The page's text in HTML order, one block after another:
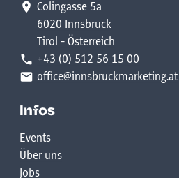
Colingasse 5a
6020 Innsbruck
Tirol - Österreich
+43 (0) 512 56 15 00
office@innsbruckmarketing.at
Infos
Events
Über uns
Jobs